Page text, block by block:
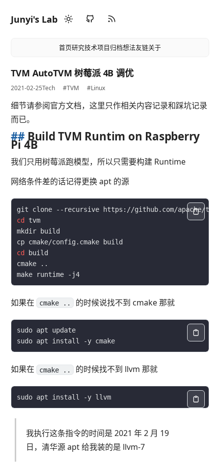
Junyi's Lab
首页研究技术项目归档想法友链关于
TVM AutoTVM 树莓派 4B 调优
2021-02-25Tech #TVM #Linux
细节请参阅官方文档，这里只作相关内容记录和踩坑记录
而已。
## Build TVM Runtim on Raspberry
Pi 4B
我们只用树莓派跑模型，所以只需要构建 Runtime
网络条件差的话记得更换 apt 的源
cd
cd
如果在 cmake .. 的时候说找不到 cmake 那就
如果在 cmake .. 的时候找不到 llvm 那就
我执行这条指令的时间是 2021 年 2 月 19
日，清华源 apt 给我装的是 llvm-7